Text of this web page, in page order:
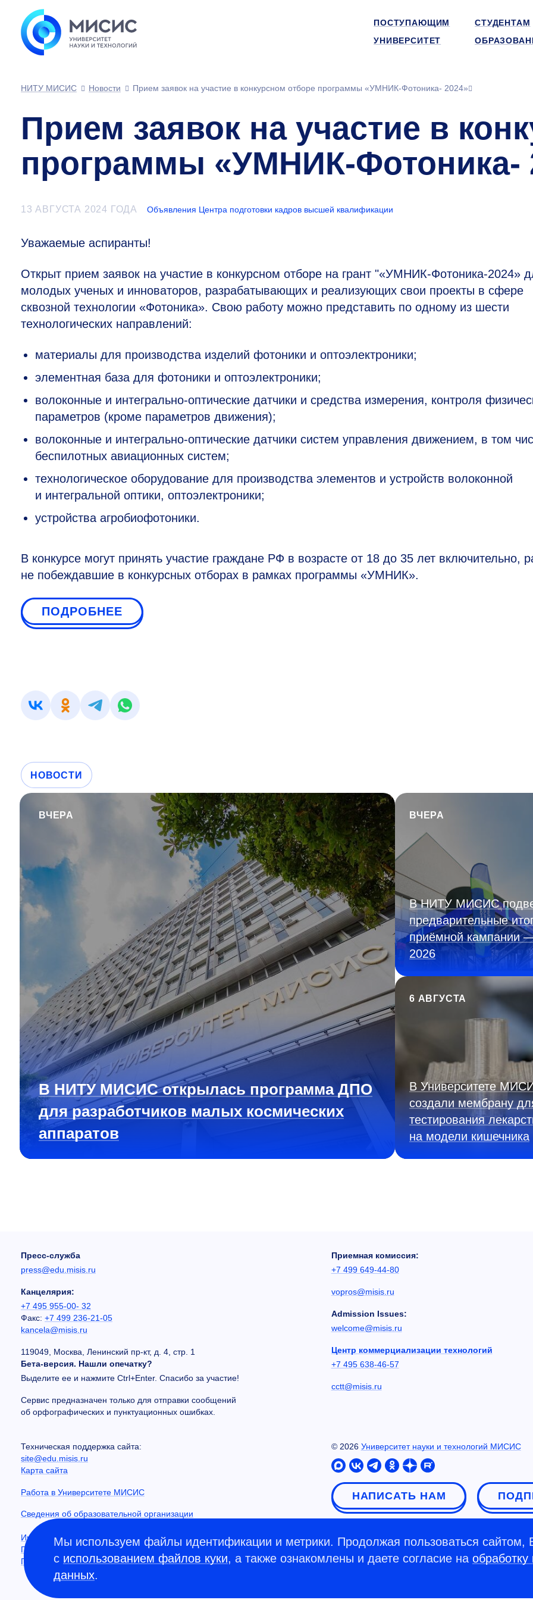
ПОСТУПАЮЩИМ СТУДЕНТАМ
УНИВЕРСИТЕТ
НИТУ МИСИС
Новости Прием заявок на участие в конкурсном отборе программы «УМНИК-Фотоника- 2024»
Прием заявок на участие в
программы «УМНИК-Фотоника-
13 АВГУСТА 2024 ГОДА Объявления Центра подготовки кадров высшей квалификации
Уважаемые аспиранты!
Открыт прием заявок на участие в конкурсном отборе на грант "«УМНИК-Фотоника-2024»
молодых ученых и инноваторов, разрабатывающих и реализующих свои проекты в сфере
сквозной технологии «Фотоника». Свою работу можно представить по одному из шести
технологических направлений:
материалы для производства изделий фотоники и оптоэлектроники;
элементная база для фотоники и оптоэлектроники;
волоконные и интегрально-оптические датчики и средства измерения, контроля
параметров (кроме параметров движения);
волоконные и интегрально-оптические датчики систем управления движением, в том
беспилотных авиационных систем;
технологическое оборудование для производства элементов и устройств волоконной
и интегральной оптики, оптоэлектроники;
устройства агробиофотоники.
В конкурсе могут принять участие граждане РФ в возрасте от 18 до 35 лет включительно,
не побеждавшие в конкурсных отборах в рамках программы «УМНИК».
ПОДРОБНЕЕ
НОВОСТИ
ВЧЕРА
В НИТУ МИСИС открылась программа ДПО
для разработчиков малых космических
аппаратов
ВЧЕРА
В НИТУ МИСИС
предварительные
приёмной кампании
2026
6 АВГУСТА
В Университете
создали мембрану
тестирования
на модели кишечника
Пресс-служба
press@edu.misis.ru
Канцелярия:
+7 495 955-00- 32
Факс: +7 499 236-21-05
kancela@misis.ru
119049, Москва, Ленинский пр-кт, д. 4, стр. 1
Бета-версия. Нашли опечатку?
Выделите ее и нажмите Ctrl+Enter. Спасибо за участие!
Сервис предназначен только для отправки сообщений
об орфографических и пунктуационных ошибках.
Приемная комиссия:
+7 499 649-44-80
vopros@misis.ru
Admission Issues:
welcome@misis.ru
Центр коммерциализации технологий
+7 495 638-46-57
cctt@misis.ru
Техническая поддержка сайта:
site@edu.misis.ru
Карта сайта
Работа в Университете МИСИС
Сведения об образовательной организации
Информация о закупках
Противодействие коррупции
Политика конфиденциальности
© 2026 Университет науки и технологий МИСИС
НАПИСАТЬ НАМ
Мы используем файлы идентификации и метрики. Продолжая пользоваться сайтом,
с использованием файлов куки, а также ознакомлены и даете согласие на
данных.